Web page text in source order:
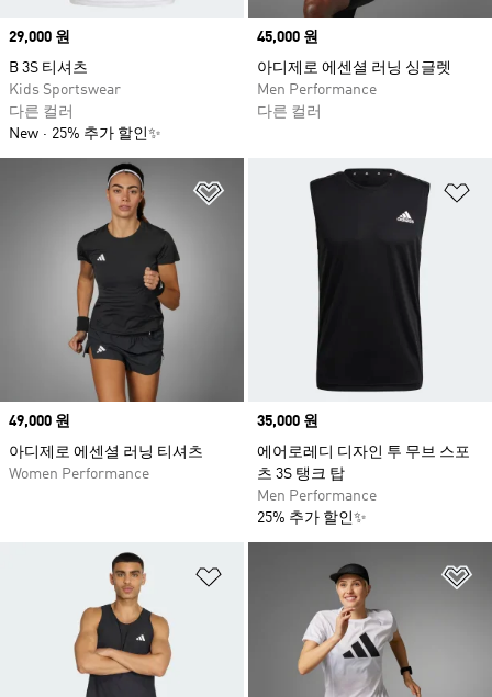
Price
29,000 원
B 3S 티셔츠
Kids Sportswear
다른 컬러
New
25% 추가 할인✨
Price
45,000 원
아디제로 에센셜 러닝 싱글렛
Men Performance
다른 컬러
위시리스트 담기
Price
49,000 원
아디제로 에센셜 러닝 티셔츠
Women Performance
Price
35,000 원
에어로레디 디자인 투 무브 스포
츠 3S 탱크 탑
Men Performance
25% 추가 할인✨
위시리스트 담기